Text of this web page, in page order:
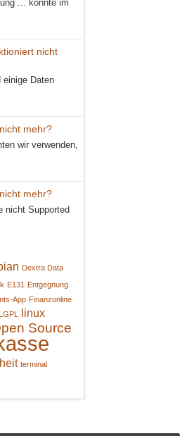
... konnte im
nicht
einige Daten
mehr?
wir verwenden,
mehr?
nicht Supported
Dextra Data
E131 Entgegnung
App Finanzonline
LGPL linux
Source
terminal